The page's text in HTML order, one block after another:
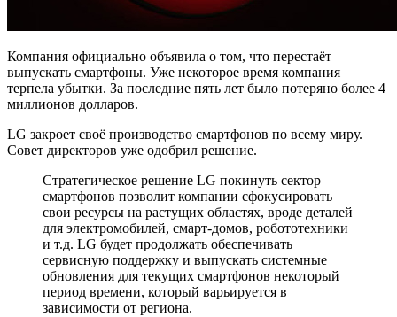
Компания официально объявила о том, что перестаёт
выпускать смартфоны. Уже некоторое время компания
терпела убытки. За последние пять лет было потеряно более 4
миллионов долларов.
LG закроет своё производство смартфонов по всему миру.
Совет директоров уже одобрил решение.
Стратегическое решение LG покинуть сектор
смартфонов позволит компании сфокусировать
свои ресурсы на растущих областях, вроде деталей
для электромобилей, смарт-домов, робототехники
и т.д. LG будет продолжать обеспечивать
сервисную поддержку и выпускать системные
обновления для текущих смартфонов некоторый
период времени, который варьируется в
зависимости от региона.